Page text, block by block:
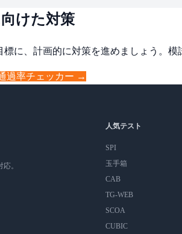
けた対策
に、計画的に対策を進めましょう。模
過率チェッカー →
。
人気テスト
SPI
玉手箱
CAB
TG-WEB
SCOA
CUBIC